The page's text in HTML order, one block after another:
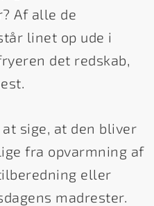
Af alle de
linet op ude i
det redskab,
sige, at den bliver
fra opvarmning af
eller
madrester.